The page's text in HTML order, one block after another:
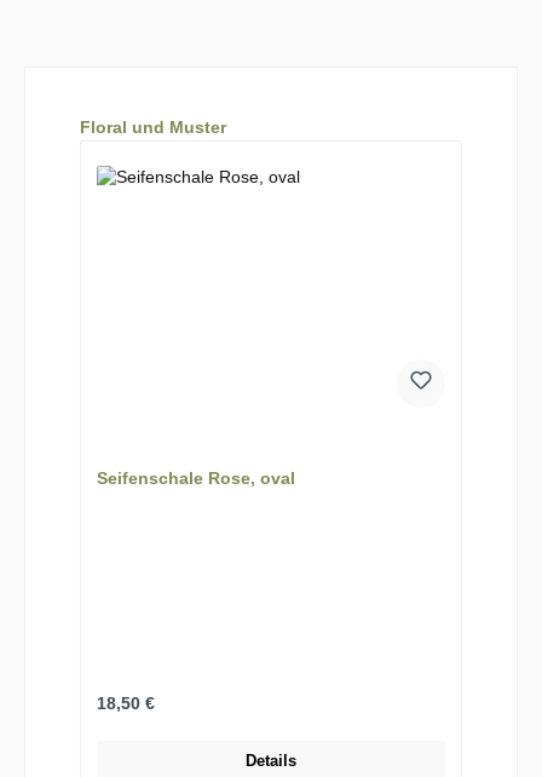
Produktgalerie überspringen
Floral und Muster
Seifenschale Rose, oval
Regulärer Preis:
18,50 €
Details